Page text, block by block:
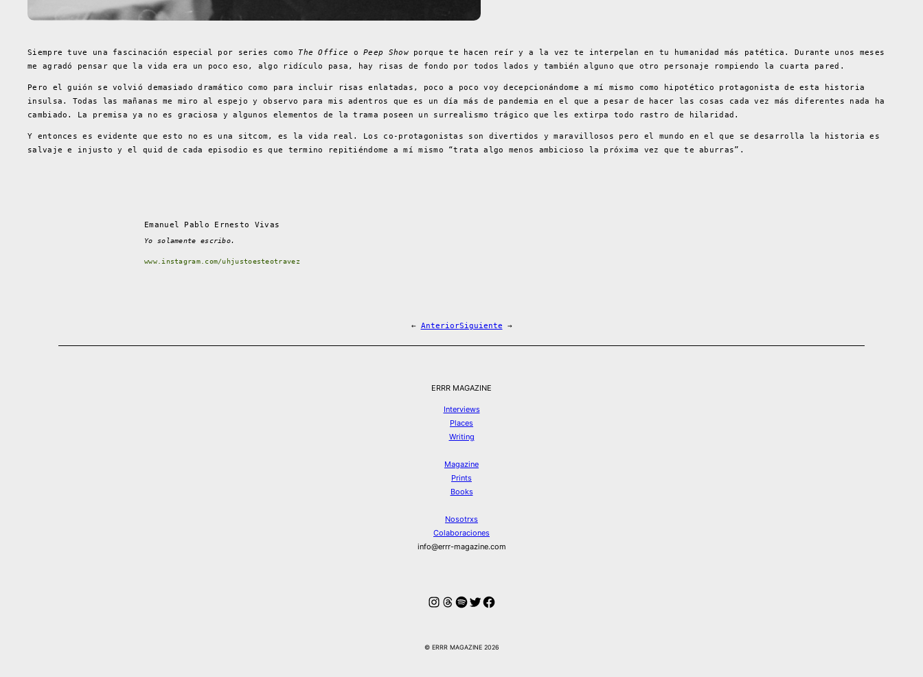
Siempre tuve una fascinación especial por series como The Office oPeep Show porque te hacen reír y a la vez te interpelan en tu humanidad más patética. Durante unos meses
me agradó pensar que la vida era un poco eso, algo ridículo pasa, hay risas de fondo por todos lados y también alguno que otro personaje rompiendo la cuarta pared.
Pero el guión se volvió demasiado dramático como para incluir risas enlatadas, poco a poco voy decepcionándome a mí mismo como hipotético protagonista de esta historia
insulsa. Todas las mañanas me miro al espejo y observo para mis adentros que es un día más de pandemia en el que a pesar de hacer las cosas cada vez más diferentes nada ha
cambiado. La premisa ya no es graciosa y algunos elementos de la trama poseen un surrealismo trágico que les extirpa todo rastro de hilaridad.
Y entonces es evidente que esto no es una sitcom, es la vida real. Los co-protagonistas son divertidos y maravillosos pero el mundo en el que se desarrolla la historia es
salvaje e injusto y el quid de cada episodio es que termino repitiéndome a mí mismo “trata algo menos ambicioso la próxima vez que te aburras”.
Emanuel Pablo Ernesto Vivas
Yo solamente escribo.
www.instagram.com/uhjustoesteotravez
← AnteriorSiguiente →
ERRR MAGAZINE
Interviews
Places
Writing
Magazine
Prints
Books
Nosotrxs
Colaboraciones
info@errr-magazine.com
Instagram
Hilos
Spotify
Twitter
Facebook
© ERRR MAGAZINE 2026